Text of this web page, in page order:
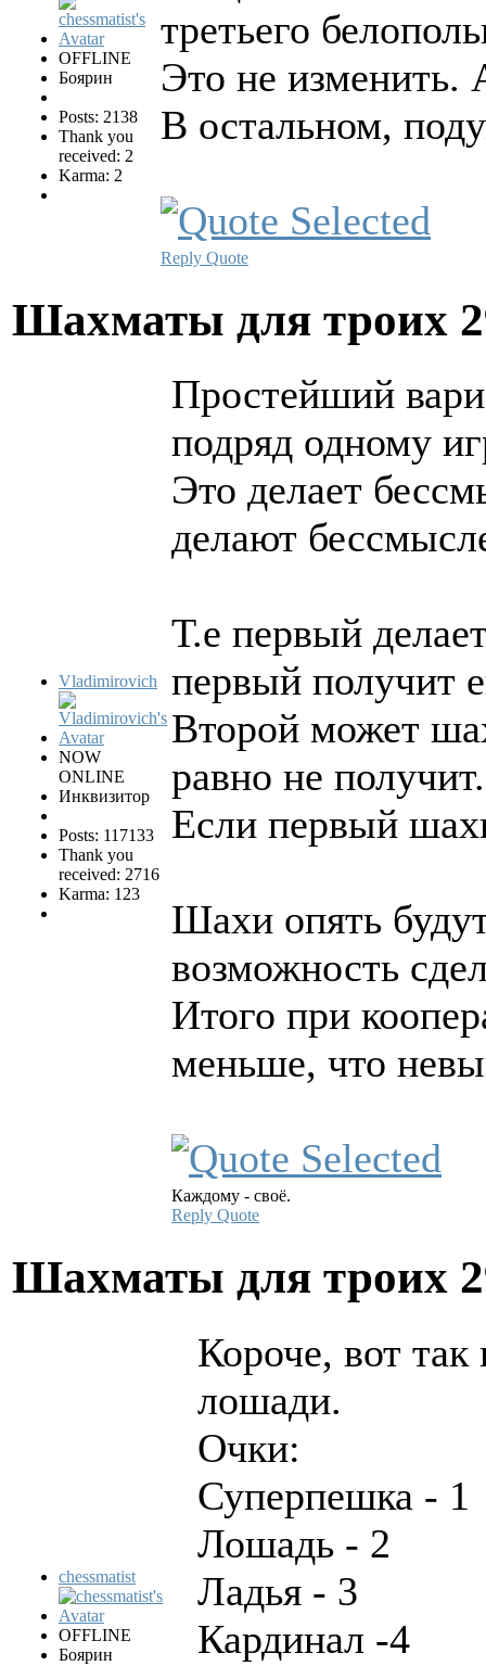
OFFLINE
Боярин
Posts: 2138
Thank you
received: 2
Karma: 2
третьего
Это не изменить.
В остальном,
Reply Quote
Шахматы для троих
Vladimirovich
NOW
ONLINE
Инквизитор
Posts: 117133
Thank you
received: 2716
Karma: 123
Простейший
подряд одному
Это делает
делают
Т.е первый
первый получит
Второй может
равно не получит.
Если первый
Шахи опять
возможность
Итого при
меньше, что
Каждому - своё.
Reply Quote
Шахматы для троих
chessmatist
OFFLINE
Боярин
Короче, вот
лошади.
Очки:
Суперпешка - 1
Лошадь - 2
Ладья - 3
Кардинал -4